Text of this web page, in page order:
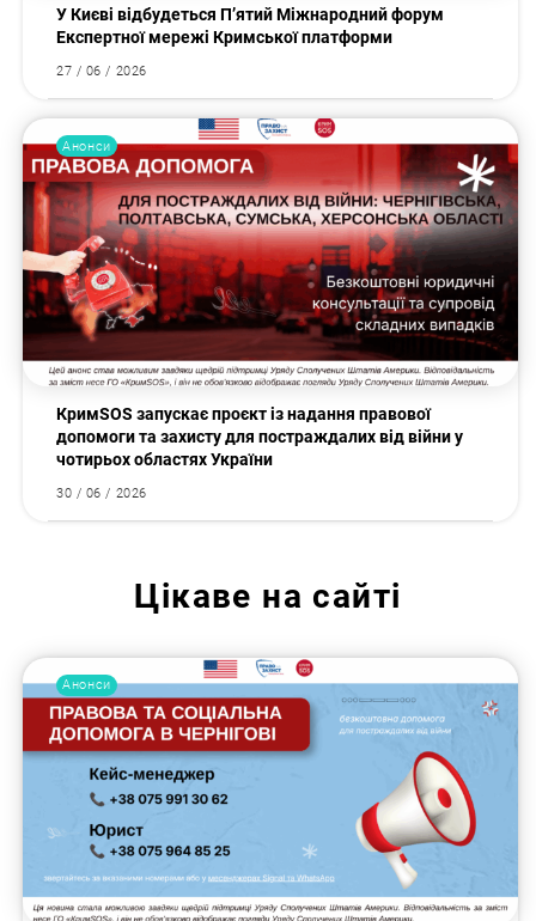
У Києві відбудеться П’ятий Міжнародний форум
Експертної мережі Кримської платформи
27 / 06 / 2026
Анонси
КримSOS запускає проєкт із надання правової
допомоги та захисту для постраждалих від війни у
чотирьох областях України
30 / 06 / 2026
Цікаве на сайті
Анонси